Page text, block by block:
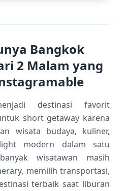
Bangkok
2 Malam yang
destinasi favorit
short getaway karena
wisata budaya, kuliner,
modern dalam satu
wisatawan masih
memilih transportasi,
terbaik saat liburan